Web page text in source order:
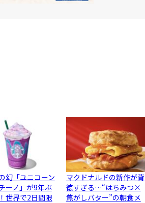
幻「ユニコーン
ーノ」が9年ぶ
世界で2日間限
マクドナルドの新作が背
徳すぎる…“はちみつ×
焦がしバター”の朝食メ